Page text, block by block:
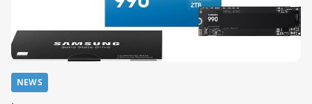
NEWS